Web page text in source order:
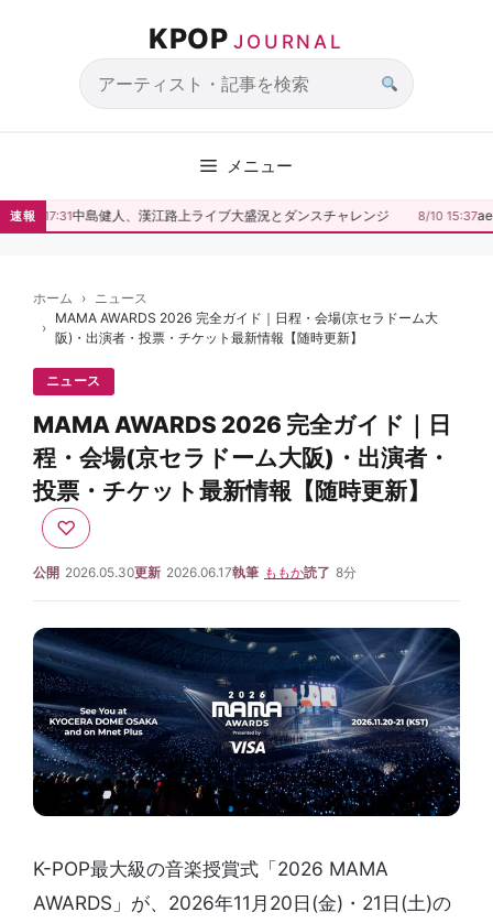
キ
ッ
KPOP JOURNAL
サ
検
索
メニュー
速報
8/10 17:31中島健人、漢江路上ライブ大盛況とダンスチャレンジ 8/10 15:37
ホーム
ニュース
MAMA AWARDS 2026 完全ガイド｜日程・会場(京セラドーム大
阪)・出演者・投票・チケット最新情報【随時更新】
ニュース
MAMA AWARDS 2026 完全ガイド｜日
程・会場(京セラドーム大阪)・出演者・
投票・チケット最新情報【随時更新】
♡
公開 2026.05.30更新 2026.06.17執筆 ももか読了 8分
K-POP最大級の音楽授賞式「2026 MAMA
AWARDS」が、2026年11月20日(金)・21日(土)の